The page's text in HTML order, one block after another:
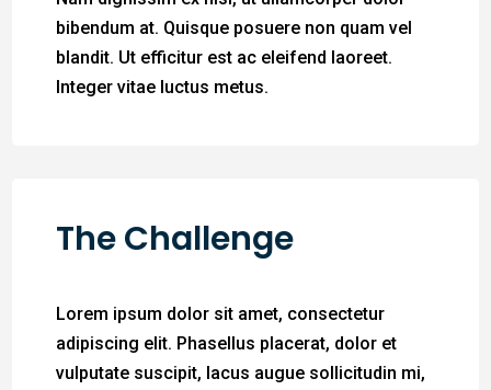
bibendum at. Quisque posuere non quam vel
blandit. Ut efficitur est ac eleifend laoreet.
Integer vitae luctus metus.
The Challenge
Lorem ipsum dolor sit amet, consectetur
adipiscing elit. Phasellus placerat, dolor et
vulputate suscipit, lacus augue sollicitudin mi,